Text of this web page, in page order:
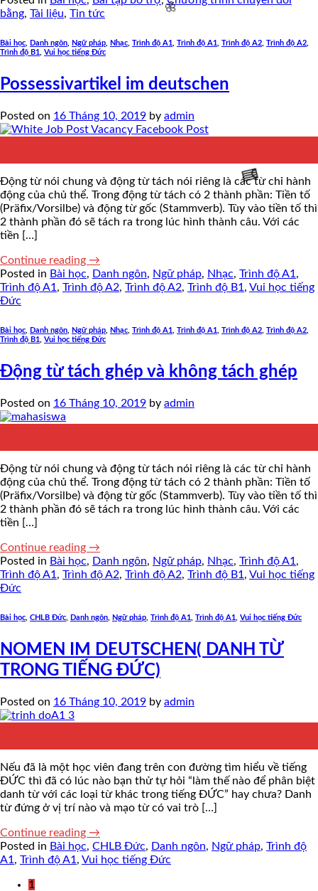
🧧
🌸
bằng, Tài liệu, Tin tức
Bài học, Danh ngôn, Ngữ pháp, Nhạc, Trình độ A1, Trình độ A1, Trình độ A2, Trình độ A2,
Trình độ B1, Vui học tiếng Đức
Possessivartikel im deutschen
Posted on 16 Tháng 10, 2019 by admin
Động từ nói chung và động từ tách nói riêng là các từ chỉ hành
động của chủ thể. Trong động từ tách có 2 thành phần: Tiền tố
(Präfix/Vorsilbe) và động từ gốc (Stammverb). Tùy vào tiền tố thì
2 thành phần đó sẽ tách ra trong lúc hình thành câu. Với các
tiền […]
Continue reading →
Posted in Bài học, Danh ngôn, Ngữ pháp, Nhạc, Trình độ A1 ,
Trình độ A1 , Trình độ A2, Trình độ A2, Trình độ B1 , Vui học tiếng
Đức
Bài học Danh ngôn Ngữ pháp Nhạc Trình độ A1 Trình độ A1 Trình độ A2 Trình độ A2
Trình độ B1
Vui học tiếng Đức
Động từ tách ghép và không tách ghép
Posted on 16 Tháng 10, 2019 by admin
Động từ nói chung và động từ tách nói riêng là các từ chỉ hành
động của chủ thể. Trong động từ tách có 2 thành phần: Tiền tố
(Präfix/Vorsilbe) và động từ gốc (Stammverb). Tùy vào tiền tố thì
2 thành phần đó sẽ tách ra trong lúc hình thành câu. Với các
tiền […]
Continue reading →
Posted in Bài học, Danh ngôn, Ngữ pháp, Nhạc, Trình độ A1 ,
Trình độ A1 , Trình độ A2, Trình độ A2, Trình độ B1 , Vui học tiếng
Đức
Bài học CHLB Đức Danh ngôn Ngữ pháp Trình độ A1 Trình độ A1 Vui học tiếng Đức
NOMEN IM DEUTSCHEN( DANH TỪ
TRONG TIẾNG ĐỨC)
Posted on 16 Tháng 10, 2019 by admin
Nếu đã là một học viên đang trên con đường tìm hiểu về tiếng
ĐỨC thì đã có lúc nào bạn thử tự hỏi “làm thế nào để phân biệt
danh từ với các loại từ khác trong tiếng ĐỨC” hay chưa? Danh
từ đứng ở vị trí nào và mạo từ có vai trò […]
Continue reading →
Posted in Bài học, CHLB Đức, Danh ngôn, Ngữ pháp, Trình độ
A1 , Trình độ A1 , Vui học tiếng Đức
1